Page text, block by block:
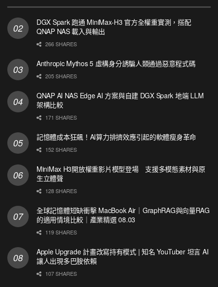
DGX Spark 跑通 MiniMax-H3 官方全權重實測，搭配
QNAP NAS 載入與輸出
266 SHARES
Anthropic Mythos 5 虛構身分誘騙人類通過惡意程式碼
205 SHARES
QNAP AI NAS Edge AI 方案與自建 DGX Spark 地端 LLM
架構比較
171 SHARES
記憶體成本狂飆！AI算力排擠效應引起的軟體瘦身革命
152 SHARES
MiniMax H3開放權重影片模型登場 支援多模態素材與原
生立體聲
128 SHARES
全球記憶體短缺衝擊 MacBook Air｜GraphRAG與向量RAG
的適用情境比較｜產業精選 08.03
119 SHARES
Apple Upgrade 計畫改寫持有模式 | 知名 YouTuber 坦言 AI
讓人出現多巴胺依賴
107 SHARES